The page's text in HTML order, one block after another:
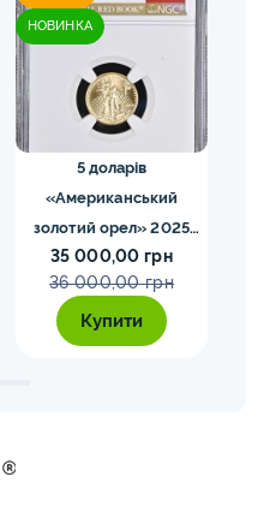
НОВИНКА
5 доларів
«Американський
золотий орел» 2025
MS70 NGC орел тип2
35 000,00 грн
36 000,00 грн
Купити